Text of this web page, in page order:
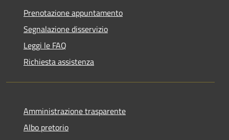
Prenotazione appuntamento
Segnalazione disservizio
Leggi le FAQ
Richiesta assistenza
Amministrazione trasparente
Albo pretorio